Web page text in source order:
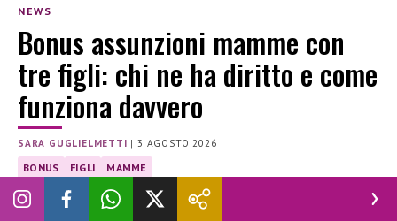
NEWS
Bonus assunzioni mamme con
tre figli: chi ne ha diritto e come
funziona davvero
SARA GUGLIELMETTI |3 AGOSTO 2026
BONUS FIGLI MAMME
Inps, al via il bonus assunzioni per le mamma con tre figli